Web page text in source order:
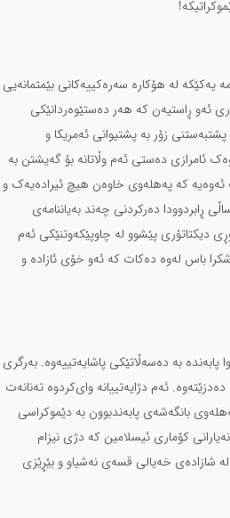
یەکێکە لە هۆکارە سەرەکییەکانی بێمتمانەیی
ئەو ڕاستیەن کە هەر دەستێوەردانێکی
زۆر بە پشتیوانی ئەمریکا و
ئامرازی دەستی ئەم وڵاتانە بۆ گەیشتن بە
ئەوەیە کە پەهلەوی خاوەن هیچ ئیرادەیەک و
ڕابردوودا دەرکردنی چەند بەیاننامەی
دیکتاتۆری پێشوو لە چاوپێکەوتنێکی ئەم
باس لەوە دەکات کە ئەو خۆی ئازادە و
پابەندە بە دەسەڵاتێکی پاشایەتییەوە. بەرگری
ئەم دژایەتییانە وای‌کردوە تەنانەت
بانگەشەی پابەندبوون بە دێموکراسی
کۆماری ئیسلامین کە دژی نیزام
لە شازادەی خەیالی قسەی نەشیاو و بێڕێزی